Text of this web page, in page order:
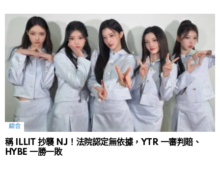
綜合
稱 ILLIT 抄襲 NJ！法院認定無依據，YTR 一審判賠、
HYBE 一勝一敗